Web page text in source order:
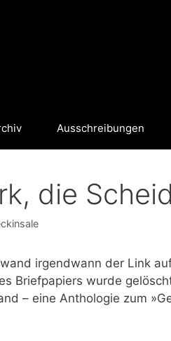
Ausschreibungen
die
irgendwann der Link
Briefpapiers wurde
– eine Anthologie zum